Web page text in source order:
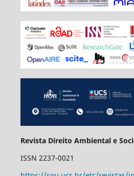
Revista Direito Ambiental e
ISSN 2237-0021